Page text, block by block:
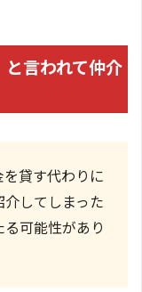
言われて仲介
貸す代わりに
してしまった
る可能性があり